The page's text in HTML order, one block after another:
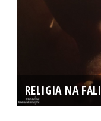
RELIGIA NA FALI